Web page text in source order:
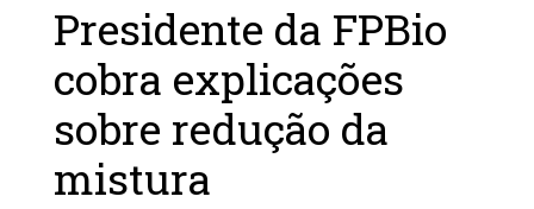
Presidente da FPBio
cobra explicações
sobre redução da
mistura